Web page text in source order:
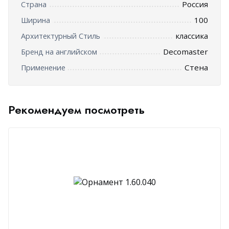
Страна Россия
Ширина 100
Архитектурный Стиль классика
Бренд на английском Decomaster
Применение Стена
Рекомендуем посмотреть